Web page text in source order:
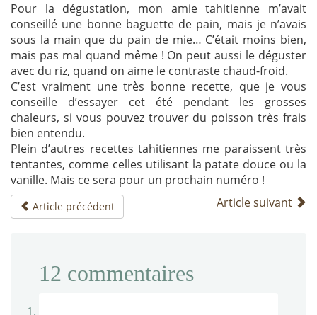
Pour la dégustation, mon amie tahitienne m’avait
conseillé une bonne baguette de pain, mais je n’avais
sous la main que du pain de mie… C’était moins bien,
mais pas mal quand même ! On peut aussi le déguster
avec du riz, quand on aime le contraste chaud-froid.
C’est vraiment une très bonne recette, que je vous
conseille d’essayer cet été pendant les grosses
chaleurs, si vous pouvez trouver du poisson très frais
bien entendu.
Plein d’autres recettes tahitiennes me paraissent très
tentantes, comme celles utilisant la patate douce ou la
vanille. Mais ce sera pour un prochain numéro !
Article précédent Article suivant
12 commentaires